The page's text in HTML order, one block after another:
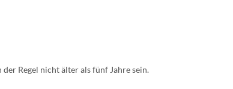
Regel nicht älter als fünf Jahre sein.